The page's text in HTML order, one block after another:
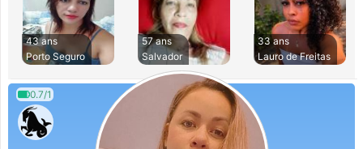
43 ans
Porto Seguro
57 ans
Salvador
33 ans
Lauro de Freitas
0.7/1